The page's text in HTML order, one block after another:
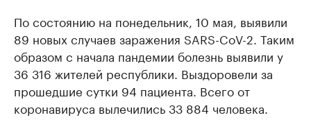
По состоянию на понедельник, 10 мая, выявили
89 новых случаев заражения SARS-CoV-2. Таким
образом с начала пандемии болезнь выявили у
36 316 жителей республики. Выздоровели за
прошедшие сутки 94 пациента. Всего от
коронавируса вылечились 33 884 человека.